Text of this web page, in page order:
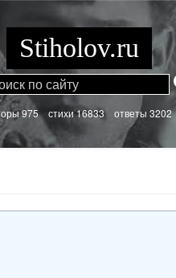
Stiholov.ru
975 стихи16833 ответы 3202